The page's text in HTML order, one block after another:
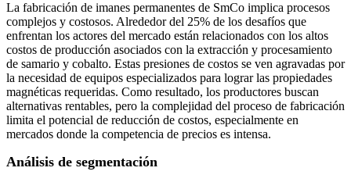
La fabricación de imanes permanentes de SmCo implica procesos
complejos y costosos. Alrededor del 25% de los desafíos que
enfrentan los actores del mercado están relacionados con los altos
costos de producción asociados con la extracción y procesamiento
de samario y cobalto. Estas presiones de costos se ven agravadas por
la necesidad de equipos especializados para lograr las propiedades
magnéticas requeridas. Como resultado, los productores buscan
alternativas rentables, pero la complejidad del proceso de fabricación
limita el potencial de reducción de costos, especialmente en
mercados donde la competencia de precios es intensa.
Análisis de segmentación